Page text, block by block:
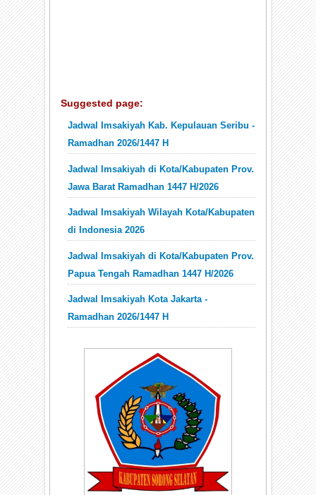
Suggested page:
Jadwal Imsakiyah Kab. Kepulauan Seribu -
Ramadhan 2026/1447 H
Jadwal Imsakiyah di Kota/Kabupaten Prov.
Jawa Barat Ramadhan 1447 H/2026
Jadwal Imsakiyah Wilayah Kota/Kabupaten
di Indonesia 2026
Jadwal Imsakiyah di Kota/Kabupaten Prov.
Papua Tengah Ramadhan 1447 H/2026
Jadwal Imsakiyah Kota Jakarta -
Ramadhan 2026/1447 H